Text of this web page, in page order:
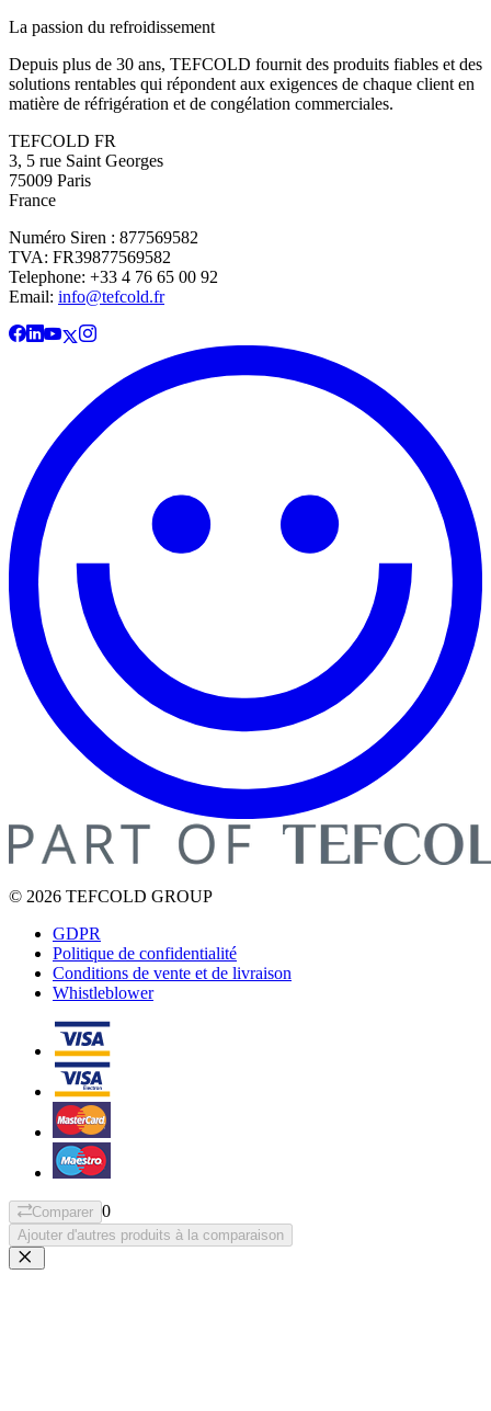
La passion du refroidissement
Depuis plus de 30 ans, TEFCOLD fournit des produits fiables et des
solutions rentables qui répondent aux exigences de chaque client en
matière de réfrigération et de congélation commerciales.
TEFCOLD FR
3, 5 rue Saint Georges
75009 Paris
France
Numéro Siren : 877569582
TVA: FR39877569582
Telephone: +33 4 76 65 00 92
Email: info@tefcold.fr
© 2026 TEFCOLD GROUP
GDPR
Politique de confidentialité
Conditions de vente et de livraison
Whistleblower
Comparer 0
Ajouter d'autres produits à la comparaison